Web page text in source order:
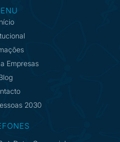
Empresas
2030